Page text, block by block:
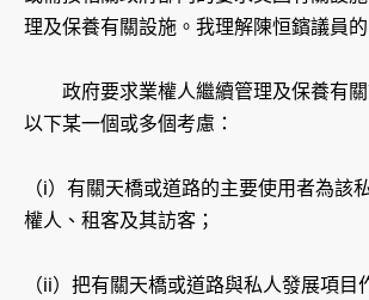
理及保養有關設施。我理解陳恒鑌議員
政府要求業權人繼續管理及保養有關
以下某一個或多個考慮：
（i）有關天橋或道路的主要使用者為該
權人、租客及其訪客；
（ii）把有關天橋或道路與私人發展項目